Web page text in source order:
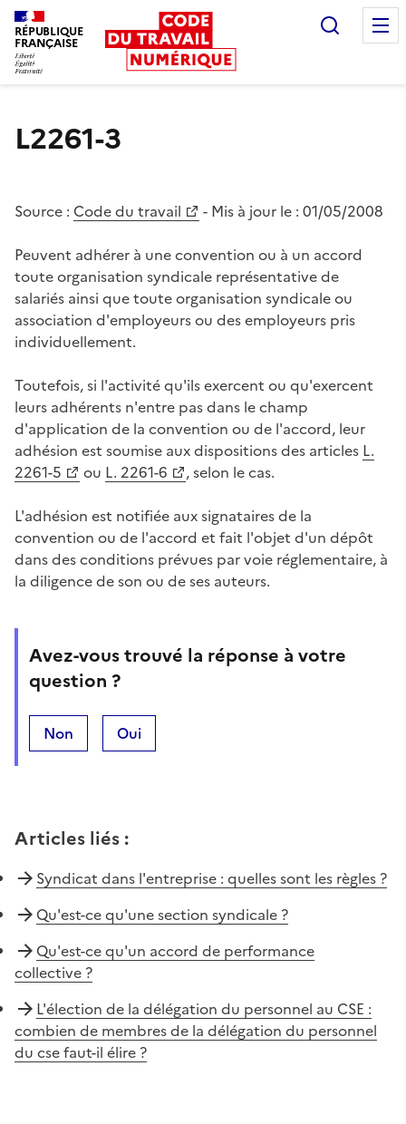
RÉPUBLIQUE
FRANÇAISE
L2261-3
Source : Code du travail - Mis à jour le : 01/05/2008
Peuvent adhérer à une convention ou à un accord
toute organisation syndicale représentative de
salariés ainsi que toute organisation syndicale ou
association d'employeurs ou des employeurs pris
individuellement.
Toutefois, si l'activité qu'ils exercent ou qu'exercent
leurs adhérents n'entre pas dans le champ
d'application de la convention ou de l'accord, leur
adhésion est soumise aux dispositions des articles L.
2261-5
ou L. 2261-6
, selon le cas.
L'adhésion est notifiée aux signataires de la
convention ou de l'accord et fait l'objet d'un dépôt
dans des conditions prévues par voie réglementaire, à
la diligence de son ou de ses auteurs.
Avez-vous trouvé la réponse à votre
question ?
Non Oui
Articles liés :
Syndicat dans l'entreprise : quelles sont les règles ?
Qu'est-ce qu'une section syndicale ?
Qu'est-ce qu'un accord de performance
collective ?
L'élection de la délégation du personnel au CSE :
combien de membres de la délégation du personnel
du cse faut-il élire ?